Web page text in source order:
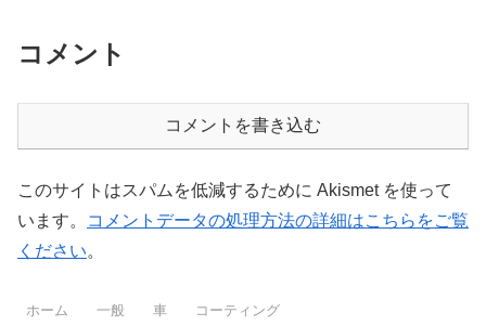
コメント
コメントを書き込む
このサイトはスパムを低減するために Akismet を使って
います。
コメントデータの処理方法の詳細はこちらをご覧
ください。
ホーム 一般 車 コーティング